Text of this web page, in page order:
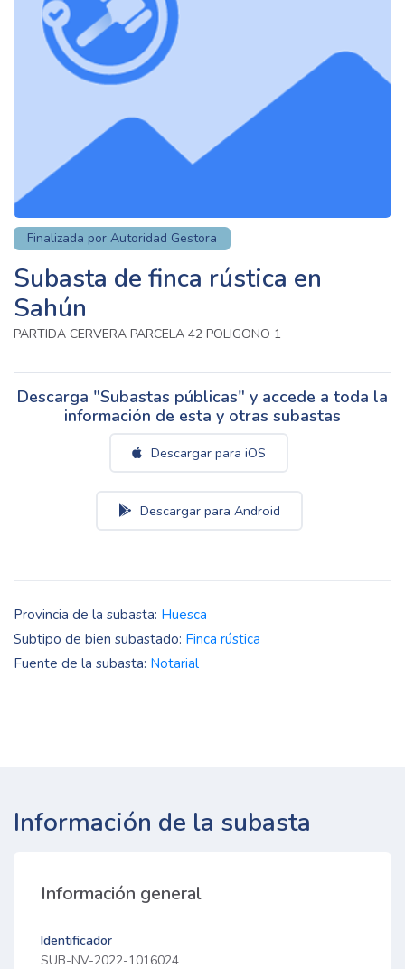
Finalizada por Autoridad Gestora
Subasta de finca rústica en
Sahún
PARTIDA CERVERA PARCELA 42 POLIGONO 1
Descarga "Subastas públicas" y accede a toda la
información de esta y otras subastas
Descargar para iOS
Descargar para Android
Provincia de la subasta: Huesca
Subtipo de bien subastado: Finca rústica
Fuente de la subasta: Notarial
Información de la subasta
Información general
Identificador
SUB-NV-2022-1016024